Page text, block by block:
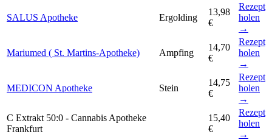
SALUS Apotheke Ergolding
13,98
€
Rezept
holen
→
Mariumed ( St. Martins-Apotheke) Ampfing
14,70
€
Rezept
holen
→
MEDICON Apotheke Stein
14,75
€
Rezept
holen
→
C Extrakt 50:0 - Cannabis Apotheke
Frankfurt
15,40
€
Rezept
holen
→